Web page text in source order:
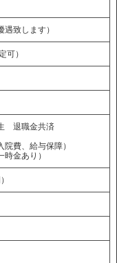
致します）
可）
退職金共済
院費、給与保障）
時金あり）